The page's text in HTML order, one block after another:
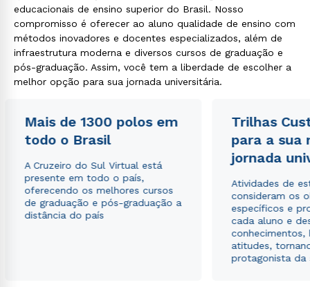
educacionais de ensino superior do Brasil. Nosso
compromisso é oferecer ao aluno qualidade de ensino com
métodos inovadores e docentes especializados, além de
infraestrutura moderna e diversos cursos de graduação e
pós-graduação. Assim, você tem a liberdade de escolher a
melhor opção para sua jornada universitária.
Mais de 1300 polos em
todo o Brasil
A Cruzeiro do Sul Virtual está
presente em todo o país,
oferecendo os melhores cursos
de graduação e pós-graduação a
distância do país
Trilhas
para a sua
jornada
Atividades de
consideram os
específicos e
cada aluno e
conhecimentos,
atitudes,
protagonista da